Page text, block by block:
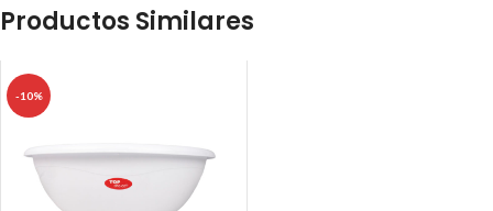
Productos Similares
-10%